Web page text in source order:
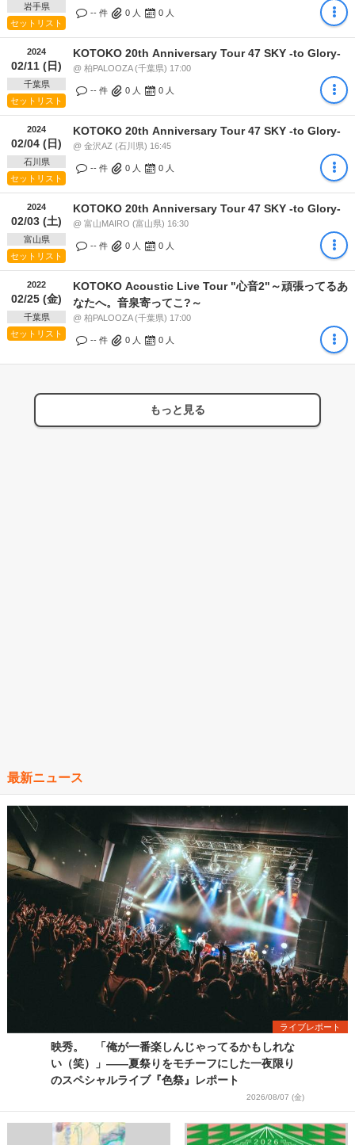
岩手県
セットリスト
-- 件 0 人 0 人
2024
02/11 (日)
千葉県
セットリスト
KOTOKO 20th Anniversary Tour 47 SKY -to Glory-
@ 柏PALOOZA (千葉県) 17:00
-- 件 0 人 0 人
2024
02/04 (日)
石川県
セットリスト
KOTOKO 20th Anniversary Tour 47 SKY -to Glory-
@ 金沢AZ (石川県) 16:45
-- 件 0 人 0 人
2024
02/03 (土)
富山県
セットリスト
KOTOKO 20th Anniversary Tour 47 SKY -to Glory-
@ 富山MAIRO (富山県) 16:30
-- 件 0 人 0 人
2022
02/25 (金)
千葉県
セットリスト
KOTOKO Acoustic Live Tour "心音2"～頑張ってるあ
なたへ。音泉寄ってこ?～
@ 柏PALOOZA (千葉県) 17:00
-- 件 0 人 0 人
もっと見る
最新ニュース
ライブレポート
映秀。 「俺が一番楽しんじゃってるかもしれな
い（笑）」――夏祭りをモチーフにした一夜限り
のスペシャルライブ『色祭』レポート
2026/08/07 (金)